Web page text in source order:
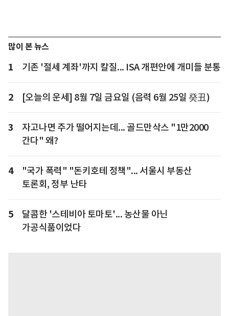
많이 본 뉴스
1 기존 '절세 계좌'까지 칼질... ISA 개편안에 개미들 분통
2 [오늘의 운세] 8월 7일 금요일 (음력 6월 25일 癸丑)
3
자고나면 주가 떨어지는데... 골드만삭스 "1만2000
간다" 왜?
4
"국가 폭력" "돈키호테 정책"... 서울시 부동산
토론회, 정부 난타
5
달콤한 '스테비아 토마토'... 농산물 아닌
가공식품이었다